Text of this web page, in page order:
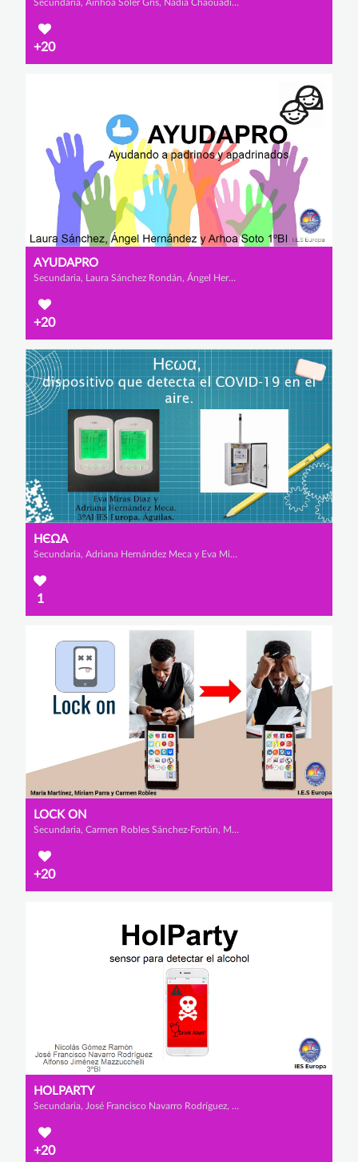
Secundaria, Ainhoa Soler Gris, Nadia Chaouadi Plazas y Lilou de Marneffe Fagot
+20
AYUDAPRO
Secundaria, Laura Sánchez Rondán, Ángel Hernández Asensio y Arhoa Soto Jordán
+20
НЄΩΑ
Secundaria, Adriana Hernández Meca y Eva Miras Díaz
1
LOCK ON
Secundaria, Carmen Robles Sánchez-Fortún, Miriam Parra Sánchez y María Martínez López
+20
HOLPARTY
Secundaria, José Francisco Navarro Rodríguez, Nicolás Gómez Ramón y Alfonso Jiménez Mazzucchelli
+20